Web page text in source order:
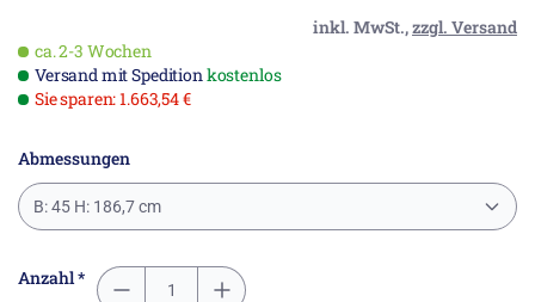
inkl. MwSt.,zzgl. Versand
ca. 2-3 Wochen
Versand mit Speditionkostenlos
Sie sparen: 1.663,54 €
Abmessungen
B: 45 H: 186,7 cm
Anzahl *